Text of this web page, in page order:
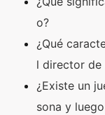
o?
¿Qué
l director
¿Existe un
sona y